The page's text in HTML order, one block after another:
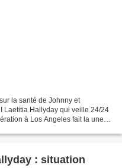
la santé de Johnny et
Laetitia Hallyday qui veille 24/24
à Los Angeles fait la une
: situation